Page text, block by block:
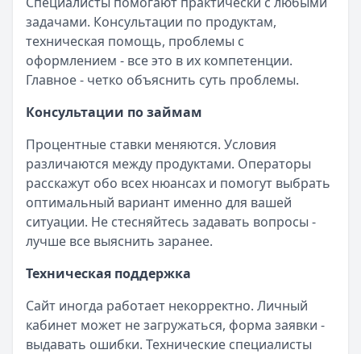
задачами. Консультации по продуктам,
техническая помощь, проблемы с
оформлением - все это в их компетенции.
Главное - четко объяснить суть проблемы.
Консультации по займам
Процентные ставки меняются. Условия
различаются между продуктами. Операторы
расскажут обо всех нюансах и помогут выбрать
оптимальный вариант именно для вашей
ситуации. Не стесняйтесь задавать вопросы -
лучше все выяснить заранее.
Техническая поддержка
Сайт иногда работает некорректно. Личный
кабинет может не загружаться, форма заявки -
выдавать ошибки. Технические специалисты